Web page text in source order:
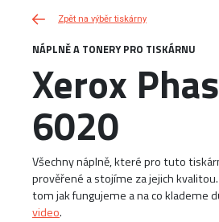
Zpět na výběr tiskárny
NÁPLNĚ A TONERY PRO TISKÁRNU
Xerox
6020
Všechny náplně, které pro tuto
prověřené a stojíme za jejich
tom jak fungujeme a na co klademe
video.